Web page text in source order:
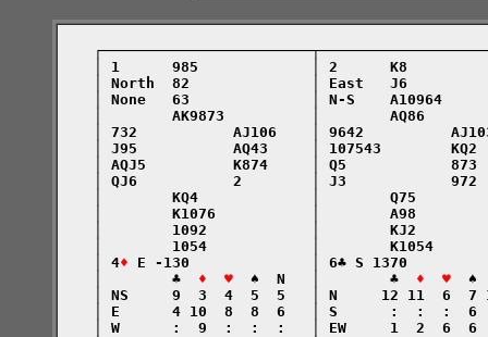
│ 1      985             │ 2      K8
│ North  82              │ East   J6
│ None   63              │ N-S    A10964
│        AK9873          │        AQ86
│ 732           AJ106    │ 9642
│ J95           AQ43     │ 107543
│ AQJ5          K874     │ Q5
│ QJ6           2        │ J3
│        KQ4             │        Q75
│        K1076           │        A98
│        1092            │        KJ2
│        1054            │        K1054
    │ 4
♦ E -130              │ 6♣ S 1370
    │        ♣
♦  ♥
  ♠  N   │        ♣
♦  ♥
♠
│ NS     9  3  4  5  5   │ N     12 11  6
│ E      4 10  8  8  6   │ S      :  :  :
│ W      :  9  :  :  :   │ EW     1  2  6